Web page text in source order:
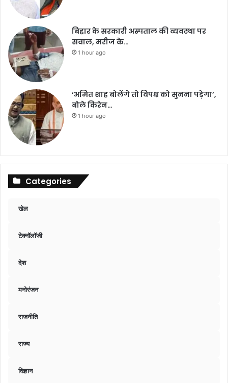
बिहार के सरकारी अस्पताल की व्यवस्था पर
सवाल, मरीज के…
1 hour ago
‘अमित शाह बोलेंगे तो विपक्ष को सुनना पड़ेगा’,
बोले किरेन…
1 hour ago
Categories
खेल
टेक्नॉलॉजी
देश
मनोरंजन
राजनीति
राज्य
विज्ञान